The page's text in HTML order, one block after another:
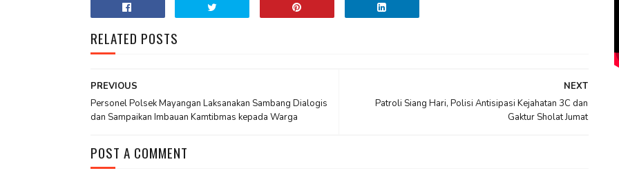
RELATED POSTS
NEXT
Patroli Siang Hari, Polisi Antisipasi Kejahatan 3C dan
Gaktur Sholat Jumat
PREVIOUS
Personel Polsek Mayangan Laksanakan Sambang Dialogis
dan Sampaikan Imbauan Kamtibmas kepada Warga
POST A COMMENT